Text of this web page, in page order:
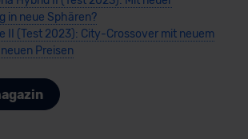
in neue Sphären?
II (Test 2023): City-Crossover mit neuem
Preisen